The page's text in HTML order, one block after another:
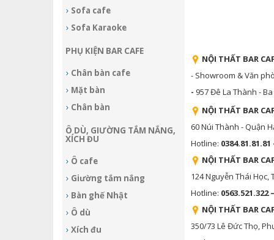
Sofa cafe
Sofa Karaoke
PHỤ KIỆN BAR CAFE
Chân bàn cafe
Mặt bàn
Chân bàn
Ô DÙ, GIƯỜNG TẮM NẮNG,
XÍCH ĐU
Ô cafe
Giường tắm nắng
Bàn ghế Nhật
Ô dù
Xích đu
NỘI THẤT BAR
- Showroom & Văn
- 957 Đê La Thành -
NỘI THẤT BAR
60 Núi Thành - Quận
Hotline: 0384.81.81.81
NỘI THẤT BAR
124 Nguyễn Thái Học,
Hotline: 0563.521.322
NỘI THẤT BAR
350/73 Lê Đức Thọ,